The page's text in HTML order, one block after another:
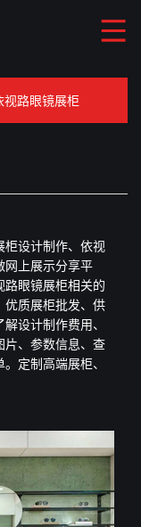
视路眼镜展柜
柜设计制作、 依视
网上展示分享平
路眼镜展柜相关的
优质展柜批发、供
设计制作费用、
片、参数信息、查
。定制高端展柜、